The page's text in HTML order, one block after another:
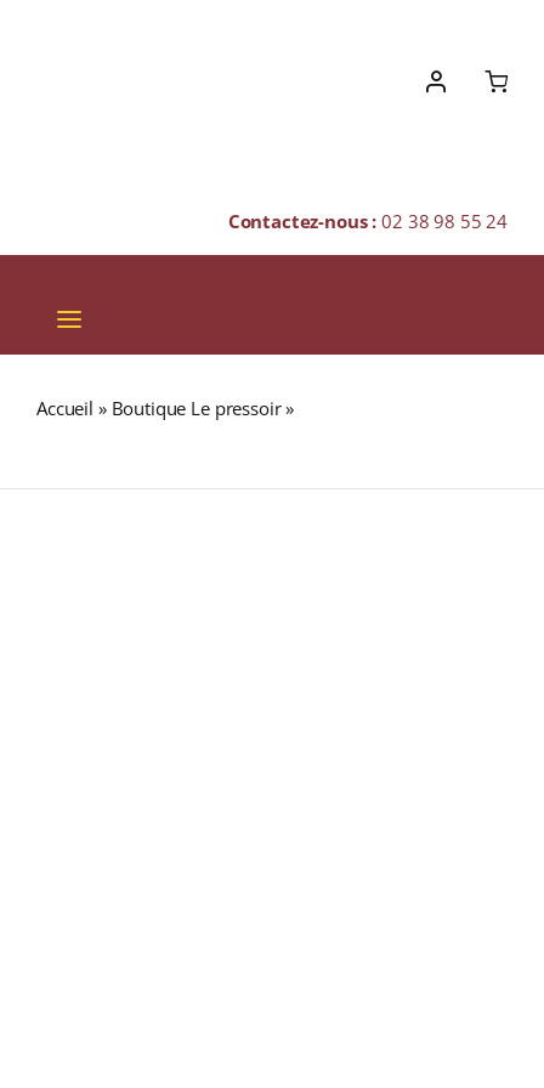
Contactez-nous :02 38 98 55 24
Toggle
Navigation
SPIRITUEUX
Accueil » Boutique Le pressoir»